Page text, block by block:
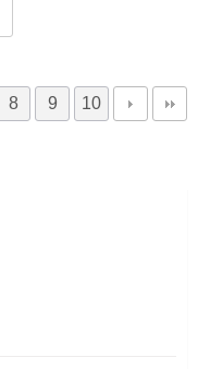
8 9 10